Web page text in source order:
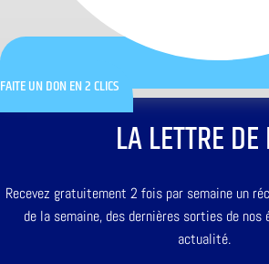
FAITE UN DON EN 2 CLICS
LA LETTRE DE
Recevez gratuitement 2 fois par semaine un
de la semaine, des dernières sorties de
actualité.